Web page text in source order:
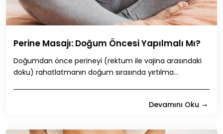
Perine Masajı: Doğum Öncesi Yapılmalı Mı?
Doğumdan önce perineyi (rektum ile vajina arasındaki
doku) rahatlatmanın doğum sırasında yırtılma...
Devamını Oku